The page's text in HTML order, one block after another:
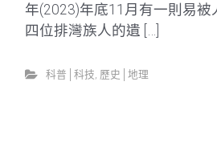
年(2023)年底11月有一則易被
四位排灣族人的遺 […]
科普│科技 歷史│地理